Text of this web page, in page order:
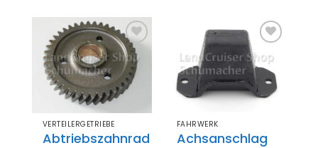
Zum
Merkzettel
hinzufügen
VERTEILERGETRIEBE
Abtriebszahnrad
Zum
Merkzettel
hinzufügen
FAHRWERK
Achsanschlag